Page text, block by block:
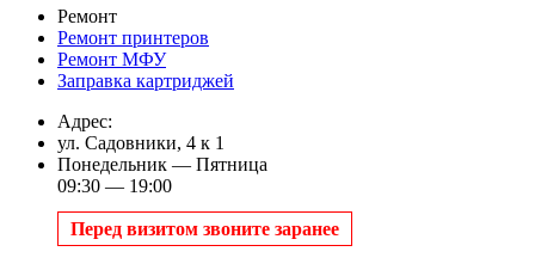
Ремонт
Ремонт принтеров
Ремонт МФУ
Заправка картриджей
Адрес:
ул. Садовники, 4 к 1
Понедельник — Пятница
09:30 — 19:00
Перед визитом звоните заранее